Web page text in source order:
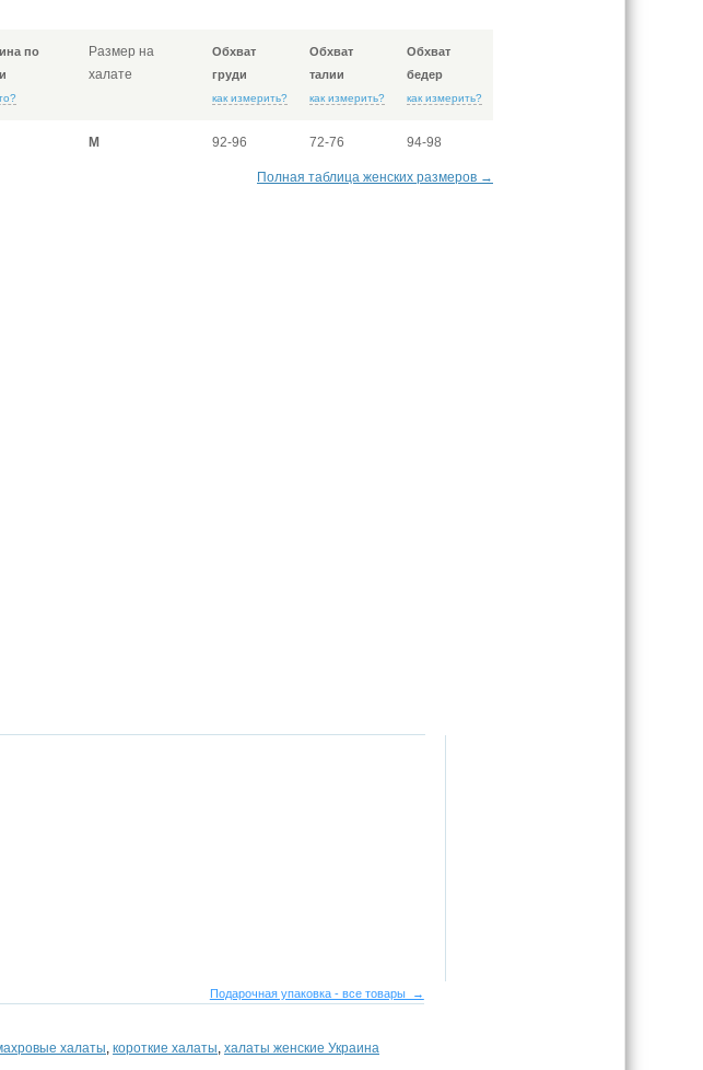
по
Размер на
халате
Обхват
груди
как измерить?
Обхват
талии
как измерить?
Обхват
бедер
как измерить?
M 92-96 72-76 94-98
Полная таблица женских размеров →
Подарочная упаковка - все товары →
халаты, короткие халаты, халаты женские Украина